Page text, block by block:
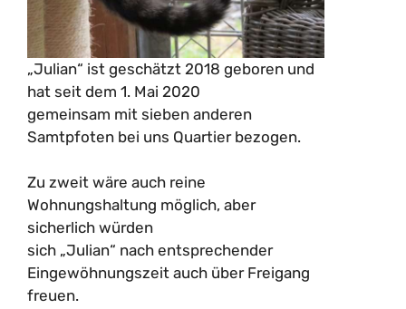
„Julian“ ist geschätzt 2018 geboren und
hat seit dem 1. Mai 2020
gemeinsam mit sieben anderen
Samtpfoten bei uns Quartier bezogen.
Zu zweit wäre auch reine
Wohnungshaltung möglich, aber
sicherlich würden
sich „Julian“ nach entsprechender
Eingewöhnungszeit auch über Freigang
freuen.